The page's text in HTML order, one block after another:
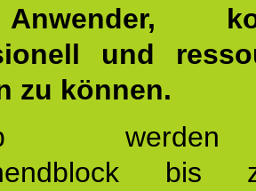
und
zu können.
bis